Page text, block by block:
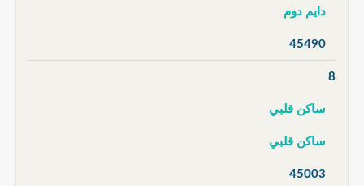
دايم دوم
45490
8
ساكن قلبي
ساكن قلبي
45003